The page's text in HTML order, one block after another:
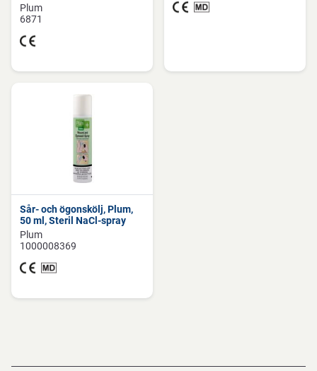
Plum
6871
Sår- och ögonskölj, Plum,
50 ml, Steril NaCl-spray
Plum
1000008369